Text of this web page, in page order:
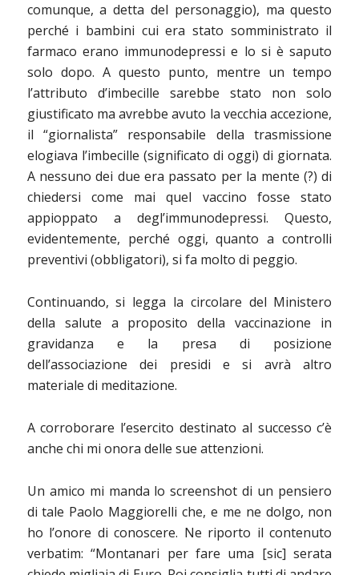
comunque, a detta del personaggio), ma questo
perché i bambini cui era stato somministrato il
farmaco erano immunodepressi e lo si è saputo
solo dopo. A questo punto, mentre un tempo
l’attributo d’imbecille sarebbe stato non solo
giustificato ma avrebbe avuto la vecchia accezione,
il “giornalista” responsabile della trasmissione
elogiava l’imbecille (significato di oggi) di giornata.
A nessuno dei due era passato per la mente (?) di
chiedersi come mai quel vaccino fosse stato
appioppato a degl’immunodepressi. Questo,
evidentemente, perché oggi, quanto a controlli
preventivi (obbligatori), si fa molto di peggio.
Continuando, si legga la circolare del Ministero
della salute a proposito della vaccinazione in
gravidanza e la presa di posizione
dell’associazione dei presidi e si avrà altro
materiale di meditazione.
A corroborare l’esercito destinato al successo c’è
anche chi mi onora delle sue attenzioni.
Un amico mi manda lo screenshot di un pensiero
di tale Paolo Maggiorelli che, e me ne dolgo, non
ho l’onore di conoscere. Ne riporto il contenuto
verbatim: “Montanari per fare uma [sic] serata